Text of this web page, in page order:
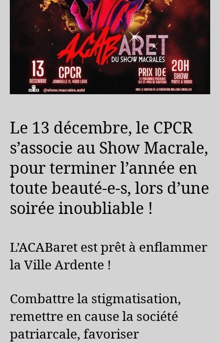
Le 13 décembre, le CPCR
s’associe au Show Macrale,
pour terminer l’année en
toute beauté-e-s, lors d’une
soirée inoubliable !
L’ACABaret est prêt à enflammer
la Ville Ardente !
Combattre la stigmatisation,
remettre en cause la société
patriarcale, favoriser